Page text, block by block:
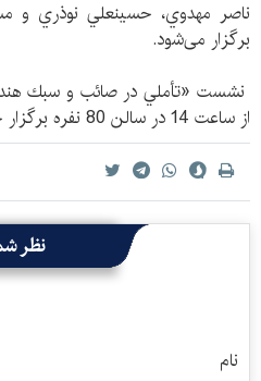
ناصر مهدوي، حسينعلي نوذري و
برگزار می‌شود.
نشست «تأملي در صائب و سبك
از ساعت 14 در سالن 80 نفره برگزار خواهد شد.
نظر
نام